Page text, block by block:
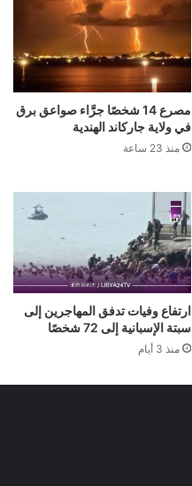
مصرع 14 شخصًا جرَّاء صواعق برق
في ولاية جاركاند الهندية
منذ 23 ساعة
ارتفاع وفيات تدفق المهاجرين إلى
سبتة الإسبانية إلى 72 شخصًا
منذ 3 أيام